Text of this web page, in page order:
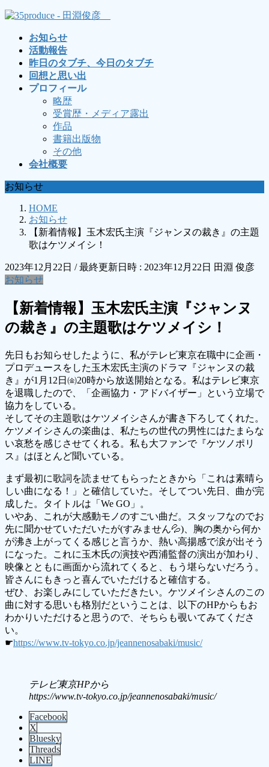
コ
ナ
お知らせ
活動報告
昨日のタブチ、今日のタブチ
回想と思い出
プロフィール
略歴
受賞歴・メディア露出
作品
書籍出版物
その他
会社概要
お知らせ
HOME
お知らせ
【新着情報】玉木宏氏主演『ジャンヌの裁き』の主題
歌はケツメイシ！
2023年12月22日 / 最終更新日時 : 2023年12月22日 田淵 俊彦
お知らせ
【新着情報】玉木宏氏主演『ジャンヌ
の裁き』の主題歌はケツメイシ！
先日もお知らせしたように、私がテレビ東京在職中に企画・
プロデュースをした玉木宏氏主演のドラマ『ジャンヌの裁
き』が1月12日㈮20時から放送開始となる。私はテレビ東京
を退職したので、「企画協力・アドバイザー」という立場で
協力をしている。
そしてその主題歌はケツメイシさんが書き下ろしてくれた。
ケツメイシさんの楽曲は、私たちの世代の男性にはたまらな
い哀愁を感じさせてくれる。私も大ファンで『ケツノポリ
ス』はほとんど聞いている。
まず最初に歌詞を読ませてもらったときから「これは素晴ら
しい曲になる！」と確信していた。そしてつい先日、曲が完
成した。タイトルは「We GO」。
いやあ、これが大感動モノのすごい曲だ。スタッフなのでお
先に聞かせていただいたが(すみません💦)、胸の奥から何か
が沸き上がってくる感じと言うか、熱い高揚感で涙が出そう
になった。これに玉木氏の演技や西浦監督の演出が加わり、
映像とともに画面から流れてくると、もう堪らないだろう。
皆さんにもきっと喜んでいただけると確信する。
ぜひ、お楽しみにしていただきたい。ケツメイシさんのこの
曲に対する思いも格別だということは、以下のHPからもお
わかりいただけると思うので、そちらも覗いてみてくださ
い。
☛https://www.tv-tokyo.co.jp/jeannenosabaki/music/
テレビ東京HPから
https://www.tv-tokyo.co.jp/jeannenosabaki/music/
Facebook
X
Bluesky
Threads
LINE